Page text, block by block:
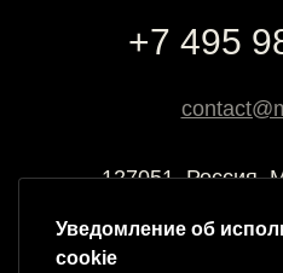
+7 495
127051, Россия,
Уведомление об
cookie